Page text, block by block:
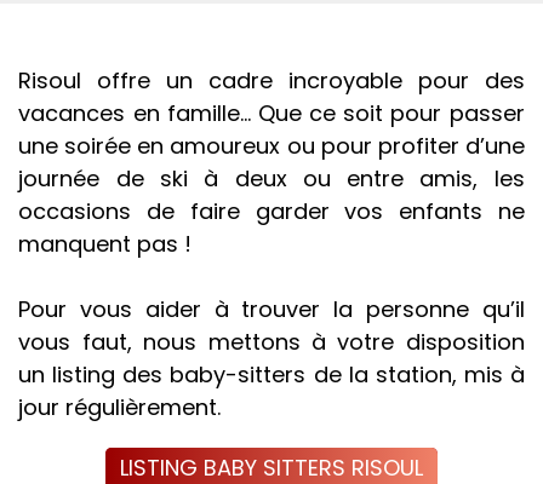
Risoul offre un cadre incroyable pour des
vacances en famille... Que ce soit pour passer
une soirée en amoureux ou pour profiter d’une
journée de ski à deux ou entre amis, les
occasions de faire garder vos enfants ne
manquent pas !
Pour vous aider à trouver la personne qu’il
vous faut, nous mettons à votre disposition
un listing des baby-sitters de la station, mis à
jour régulièrement.
LISTING BABY SITTERS RISOUL